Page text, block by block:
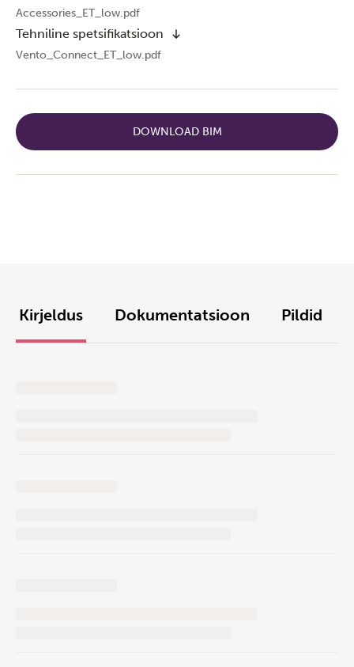
Accessories_ET_low.pdf
Tehniline spetsifikatsioon
Vento_Connect_ET_low.pdf
DOWNLOAD BIM
Kirjeldus Dokumentatsioon Pildid